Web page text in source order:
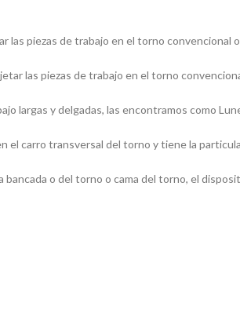
las piezas de trabajo en el torno convencional
las piezas de trabajo en el torno
largas y delgadas, las encontramos como
el carro transversal del torno y tiene la
o del torno o cama del torno, el